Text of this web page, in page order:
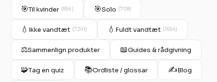
🎯Til kvinder (856) 🎯Solo (708)
💧 Ikke vandtæt (7241) 💧 Fuldt vandtæt (1534)
⚖️Sammenlign produkter 📖Guides & rådgivning
🧩Tag en quiz 📚Ordliste / glossar ✍️Blog